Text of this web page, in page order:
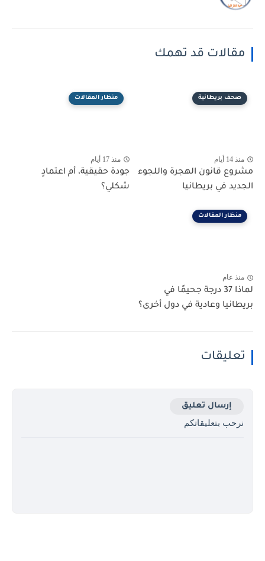
مقالات قد تهمك
صحف بريطانية
منذ 14 أيام
مشروع قانون الهجرة واللجوء
الجديد في بريطانيا
منظار المقالات
منذ 17 أيام
جودة حقيقية، أم اعتمادٍ
شكلي؟
منظار المقالات
منذ عام
لماذا 37 درجة جحيمًا في
بريطانيا وعادية في دول أخرى؟
تعليقات
إرسال تعليق
نرحب بتعليقاتكم